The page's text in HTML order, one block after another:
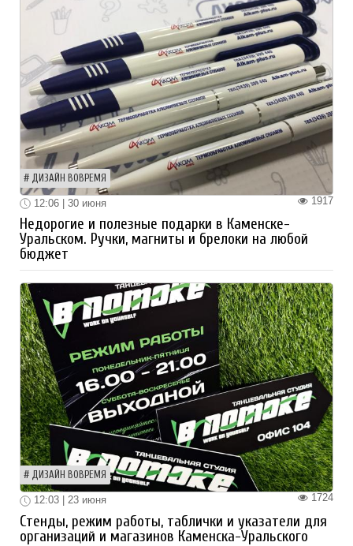
ДИЗАЙН ВОВРЕМЯ
1917
12:06 | 30 июня
Недорогие и полезные подарки в Каменске-
Уральском. Ручки, магниты и брелоки на любой
бюджет
ДИЗАЙН ВОВРЕМЯ
1724
12:03 | 23 июня
Стенды, режим работы, таблички и указатели для
организаций и магазинов Каменска-Уральского